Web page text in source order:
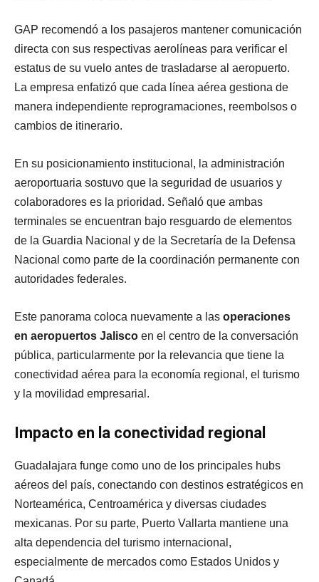
GAP recomendó a los pasajeros mantener comunicación
directa con sus respectivas aerolíneas para verificar el
estatus de su vuelo antes de trasladarse al aeropuerto.
La empresa enfatizó que cada línea aérea gestiona de
manera independiente reprogramaciones, reembolsos o
cambios de itinerario.
En su posicionamiento institucional, la administración
aeroportuaria sostuvo que la seguridad de usuarios y
colaboradores es la prioridad. Señaló que ambas
terminales se encuentran bajo resguardo de elementos
de la Guardia Nacional y de la Secretaría de la Defensa
Nacional como parte de la coordinación permanente con
autoridades federales.
Este panorama coloca nuevamente a las operaciones
en aeropuertos Jalisco en el centro de la conversación
pública, particularmente por la relevancia que tiene la
conectividad aérea para la economía regional, el turismo
y la movilidad empresarial.
Impacto en la conectividad regional
Guadalajara funge como uno de los principales hubs
aéreos del país, conectando con destinos estratégicos en
Norteamérica, Centroamérica y diversas ciudades
mexicanas. Por su parte, Puerto Vallarta mantiene una
alta dependencia del turismo internacional,
especialmente de mercados como Estados Unidos y